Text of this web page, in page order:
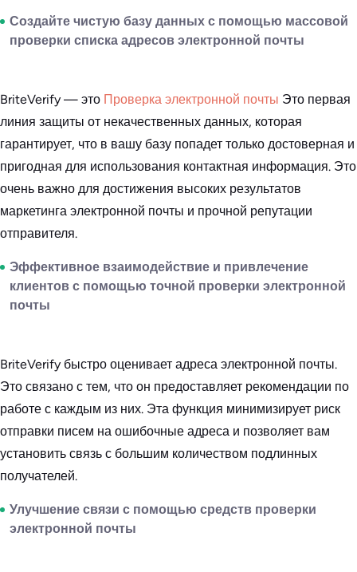
Создайте чистую базу данных с помощью массовой
проверки списка адресов электронной почты
BriteVerify — это Проверка электронной почты Это первая
линия защиты от некачественных данных, которая
гарантирует, что в вашу базу попадет только достоверная и
пригодная для использования контактная информация. Это
очень важно для достижения высоких результатов
маркетинга электронной почты и прочной репутации
отправителя.
Эффективное взаимодействие и привлечение
клиентов с помощью точной проверки электронной
почты
BriteVerify быстро оценивает адреса электронной почты.
Это связано с тем, что он предоставляет рекомендации по
работе с каждым из них. Эта функция минимизирует риск
отправки писем на ошибочные адреса и позволяет вам
установить связь с большим количеством подлинных
получателей.
Улучшение связи с помощью средств проверки
электронной почты